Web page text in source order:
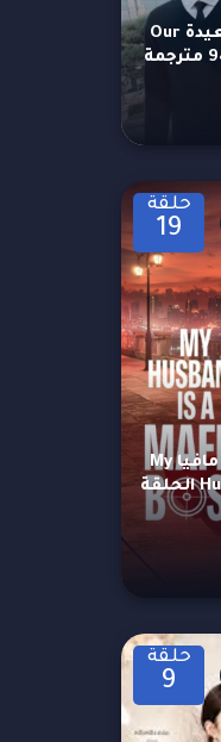
مسلسل أيامنا السعيدة Our
حلقة
19
مسلسل زوجي زعيم مافيا My
Husband is a Mafia Boss الحلقة
حلقة
9